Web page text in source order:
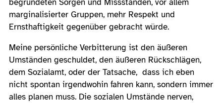
marginalisierter Gruppen, mehr Respekt und
Ernsthaftigkeit gegenüber gebracht würde.
Meine persönliche Verbitterung ist den äußeren
Umständen geschuldet, den äußeren Rückschlägen,
dem Sozialamt, oder der Tatsache, dass ich eben
nicht spontan irgendwohin fahren kann, sondern immer
alles planen muss. Die sozialen Umstände nerven,